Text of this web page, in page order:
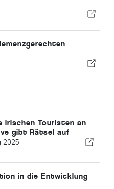
irischen Touristen an
gibt Rätsel auf
2025
in die Entwicklung